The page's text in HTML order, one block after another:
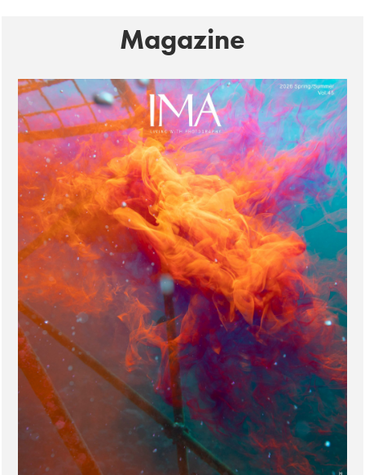
Magazine